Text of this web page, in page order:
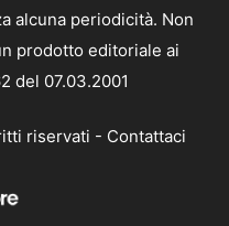
alcuna periodicità. Non
prodotto editoriale ai
del 07.03.2001
riservati - Contattaci